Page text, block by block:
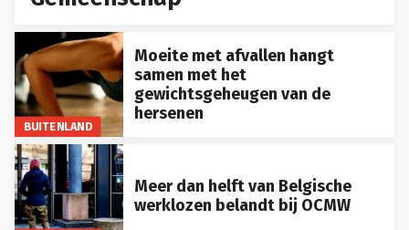
BUITENLAND
Moeite met afvallen hangt
samen met het
gewichtsgeheugen van de
hersenen
Meer dan helft van Belgische
werklozen belandt bij OCMW